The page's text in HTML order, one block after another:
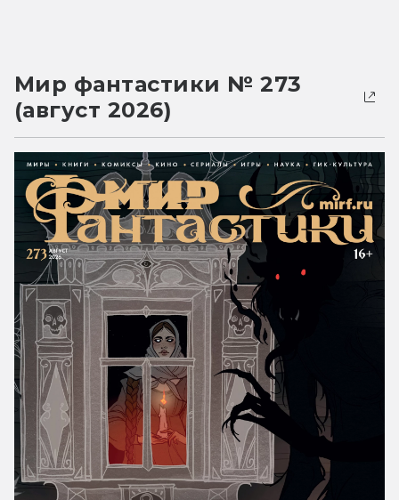
Мир фантастики № 273
(август 2026)